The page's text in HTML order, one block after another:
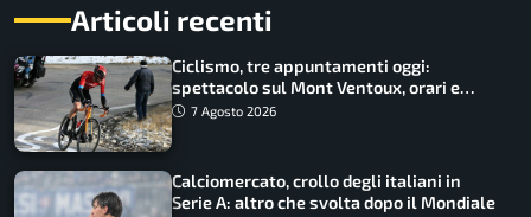
Articoli recenti
Ciclismo, tre appuntamenti oggi:
spettacolo sul Mont Ventoux, orari e
come vederli
7 Agosto 2026
Calciomercato, crollo degli italiani in
Serie A: altro che svolta dopo il Mondiale